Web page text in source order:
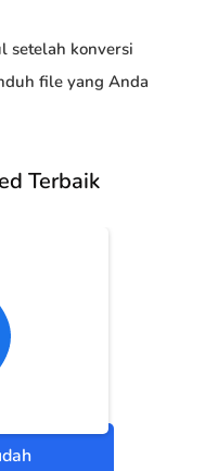
setelah konversi
file yang Anda
Terbaik